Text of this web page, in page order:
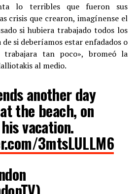
lo terribles que fueron sus
crisis que crearon, imagínense el
si hubiera trabajado todos los
de si deberíamos estar enfadados o
trabajara tan poco», bromeó la
al medio.
another day
the beach, on
vacation.
3mtsLULLM6